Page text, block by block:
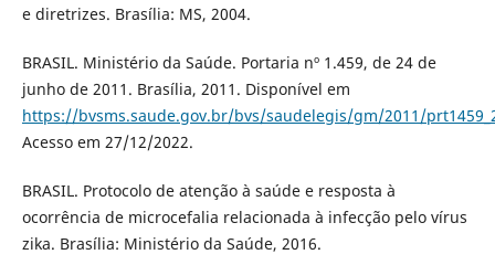
e diretrizes. Brasília: MS, 2004.
BRASIL. Ministério da Saúde. Portaria nº 1.459, de 24 de
junho de 2011. Brasília, 2011. Disponível em
https://bvsms.saude.gov.br/bvs/saudelegis/gm/2011/
Acesso em 27/12/2022.
BRASIL. Protocolo de atenção à saúde e resposta à
ocorrência de microcefalia relacionada à infecção pelo vírus
zika. Brasília: Ministério da Saúde, 2016.